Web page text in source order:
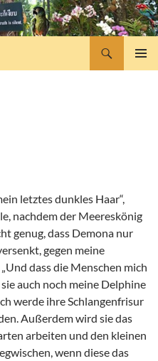
letztes dunkles Haar“,
nachdem der Meereskönig
genug, dass Demona nur
gegen meine
dass die Menschen mich
auch noch meine Delphine
werde ihre Schlangenfrisur
Außerdem wird sie das
arbeiten und den kleinen
wenn diese das